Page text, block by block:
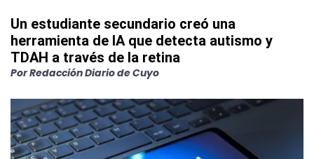
Un estudiante secundario creó una
herramienta de IA que detecta autismo y
TDAH a través de la retina
PorRedacción Diario de Cuyo